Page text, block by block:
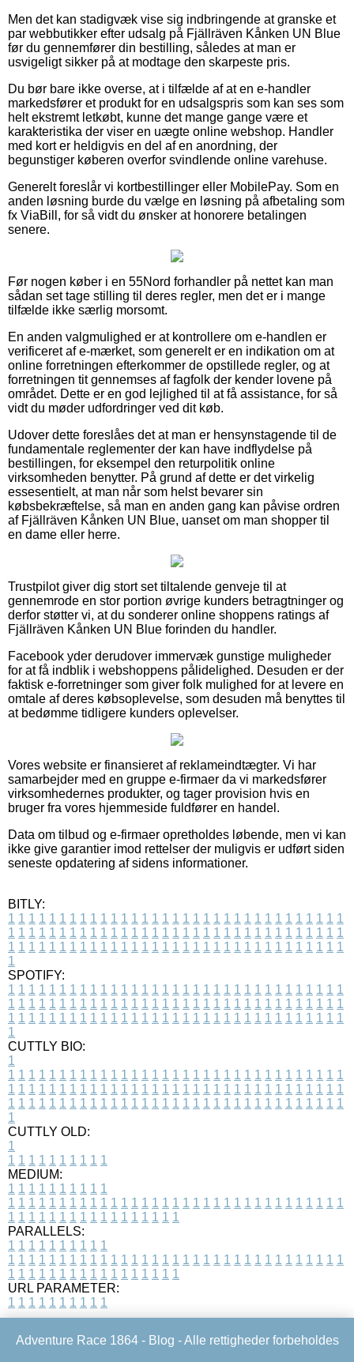
Men det kan stadigvæk vise sig indbringende at granske et
par webbutikker efter udsalg på Fjällräven Kånken UN Blue
før du gennemfører din bestilling, således at man er
usvigeligt sikker på at modtage den skarpeste pris.
Du bør bare ikke overse, at i tilfælde af at en e-handler
markedsfører et produkt for en udsalgspris som kan ses som
helt ekstremt letkøbt, kunne det mange gange være et
karakteristika der viser en uægte online webshop. Handler
med kort er heldigvis en del af en anordning, der
begunstiger køberen overfor svindlende online varehuse.
Generelt foreslår vi kortbestillinger eller MobilePay. Som en
anden løsning burde du vælge en løsning på afbetaling som
fx ViaBill, for så vidt du ønsker at honorere betalingen
senere.
Før nogen køber i en 55Nord forhandler på nettet kan man
sådan set tage stilling til deres regler, men det er i mange
tilfælde ikke særlig morsomt.
En anden valgmulighed er at kontrollere om e-handlen er
verificeret af e-mærket, som generelt er en indikation om at
online forretningen efterkommer de opstillede regler, og at
forretningen tit gennemses af fagfolk der kender lovene på
området. Dette er en god lejlighed til at få assistance, for så
vidt du møder udfordringer ved dit køb.
Udover dette foreslåes det at man er hensynstagende til de
fundamentale reglementer der kan have indflydelse på
bestillingen, for eksempel den returpolitik online
virksomheden benytter. På grund af dette er det virkelig
essesentielt, at man når som helst bevarer sin
købsbekræftelse, så man en anden gang kan påvise ordren
af Fjällräven Kånken UN Blue, uanset om man shopper til
en dame eller herre.
Trustpilot giver dig stort set tiltalende genveje til at
gennemrode en stor portion øvrige kunders betragtninger og
derfor støtter vi, at du sonderer online shoppens ratings af
Fjällräven Kånken UN Blue forinden du handler.
Facebook yder derudover immervæk gunstige muligheder
for at få indblik i webshoppens pålidelighed. Desuden er der
faktisk e-forretninger som giver folk mulighed for at levere en
omtale af deres købsoplevelse, som desuden må benyttes til
at bedømme tidligere kunders oplevelser.
Vores website er finansieret af reklameindtægter. Vi har
samarbejder med en gruppe e-firmaer da vi markedsfører
virksomhedernes produkter, og tager provision hvis en
bruger fra vores hjemmeside fuldfører en handel.
Data om tilbud og e-firmaer opretholdes løbende, men vi kan
ikke give garantier imod rettelser der muligvis er udført siden
seneste opdatering af sidens informationer.
BITLY:
1 1 1 1 1 1 1 1 1 1 1 1 1 1 1 1 1 1 1 1 1 1 1 1 1 1 1 1 1 1 1 1 1
1 1 1 1 1 1 1 1 1 1 1 1 1 1 1 1 1 1 1 1 1 1 1 1 1 1 1 1 1 1 1 1 1
1 1 1 1 1 1 1 1 1 1 1 1 1 1 1 1 1 1 1 1 1 1 1 1 1 1 1 1 1 1 1 1 1
1
SPOTIFY:
1 1 1 1 1 1 1 1 1 1 1 1 1 1 1 1 1 1 1 1 1 1 1 1 1 1 1 1 1 1 1 1 1
1 1 1 1 1 1 1 1 1 1 1 1 1 1 1 1 1 1 1 1 1 1 1 1 1 1 1 1 1 1 1 1 1
1 1 1 1 1 1 1 1 1 1 1 1 1 1 1 1 1 1 1 1 1 1 1 1 1 1 1 1 1 1 1 1 1
1
CUTTLY BIO:
1
1 1 1 1 1 1 1 1 1 1 1 1 1 1 1 1 1 1 1 1 1 1 1 1 1 1 1 1 1 1 1 1 1
1 1 1 1 1 1 1 1 1 1 1 1 1 1 1 1 1 1 1 1 1 1 1 1 1 1 1 1 1 1 1 1 1
1 1 1 1 1 1 1 1 1 1 1 1 1 1 1 1 1 1 1 1 1 1 1 1 1 1 1 1 1 1 1 1 1
1
CUTTLY OLD:
1
1 1 1 1 1 1 1 1 1 1
MEDIUM:
1 1 1 1 1 1 1 1 1 1
1 1 1 1 1 1 1 1 1 1 1 1 1 1 1 1 1 1 1 1 1 1 1 1 1 1 1 1 1 1 1 1 1
1 1 1 1 1 1 1 1 1 1 1 1 1 1 1 1 1
PARALLELS:
1 1 1 1 1 1 1 1 1 1
1 1 1 1 1 1 1 1 1 1 1 1 1 1 1 1 1 1 1 1 1 1 1 1 1 1 1 1 1 1 1 1 1
1 1 1 1 1 1 1 1 1 1 1 1 1 1 1 1 1
URL PARAMETER:
1 1 1 1 1 1 1 1 1 1
Adventure Race 1864 - Blog - Alle rettigheder forbeholdes